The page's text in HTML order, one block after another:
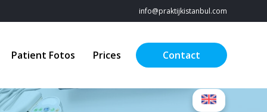
info@praktijkistanbul.com
Patient Fotos Prices Contact